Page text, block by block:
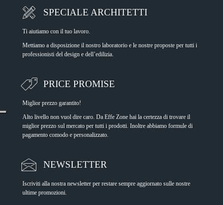
SPECIALE ARCHITETTI
Ti aiutiamo con il tuo lavoro.
Mettiamo a disposizione il nostro laboratorio e le nostre proposte per tutti i
professionisti del design e dell’edilizia.
PRICE PROMISE
Miglior prezzo garantito!
Alto livello non vuol dire caro. Da Effe Zone hai la certezza di trovare il
miglior prezzo sul mercato per tutti i prodotti. Inoltre abbiamo formule di
pagamento comodo e personalizzato.
NEWSLETTER
Iscriviti alla nostra newsletter per restare sempre aggiornato sulle nostre
ultime promozioni.